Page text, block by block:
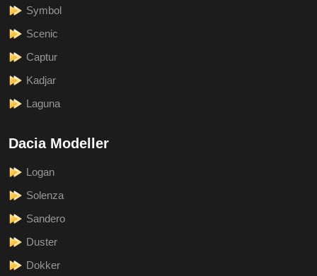
Symbol
Scenic
Captur
Kadjar
Laguna
Dacia Modeller
Logan
Solenza
Sandero
Duster
Dokker